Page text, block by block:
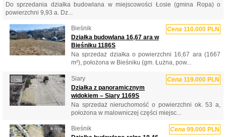
Do sprzedania działka budowlana w miejscowości Łosie (gmina Ropa) o
powierzchni 9,93 a. Dz...
Bieśnik Cena 110.000 PLN
Działka budowlana 16,67 ara w
Bieśniku 1186S
Na sprzedaż działka o powierzchni 16,67 ara (1667
m²), położona w Bieśniku (gm. Łużna, pow...
Siary Cena 119.000 PLN
Działka z panoramicznym
widokiem – Siary 1169S
Na sprzedaż nieruchomość o powierzchni ok. 53 a,
położona w malowniczej części miejsc...
Bieśnik Cena 99.000 PLN